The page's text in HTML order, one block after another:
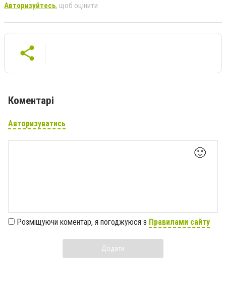
Авторизуйтесь, щоб оцінити
Коментарі
Авторизуватись
🙂
Розміщуючи коментар, я погоджуюся з Правилами сайту
Додати